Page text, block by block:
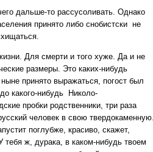
дальше-то рассусоливать. Однако
принято либо снобистски не
Для смерти и того хуже. Да и не
размеры. Это каких-нибудь
принято выражаться, погост был
какого-нибудь Николо-
пробки родственники, три раза
человек в свою твердокаменную.
поглубже, красиво, скажет,
ж, дурака, в каком-нибудь твоем